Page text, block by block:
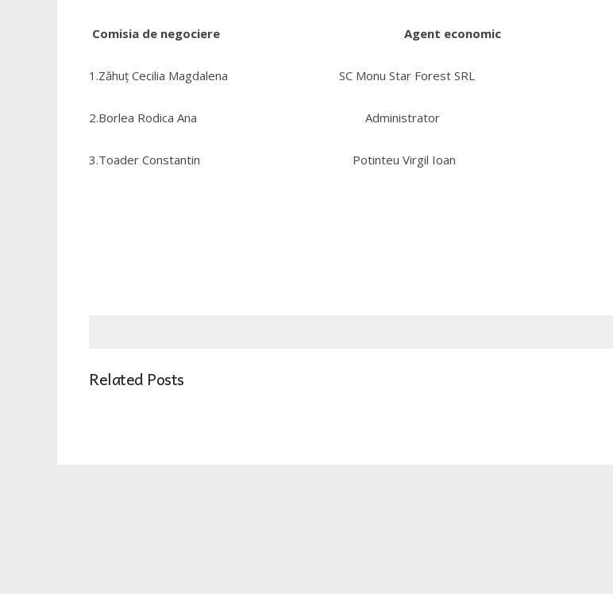
Comisia de negociere Agent economic
1.Zăhuț Cecilia Magdalena SC Monu Star Forest SRL
2.Borlea Rodica Ana Administrator
3.Toader Constantin Potinteu Virgil Ioan
Related Posts